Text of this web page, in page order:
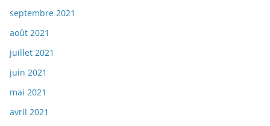
septembre 2021
août 2021
juillet 2021
juin 2021
mai 2021
avril 2021